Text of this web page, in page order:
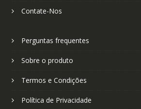
Contate-Nos
Perguntas frequentes
Sobre o produto
Termos e Condições
Política de Privacidade